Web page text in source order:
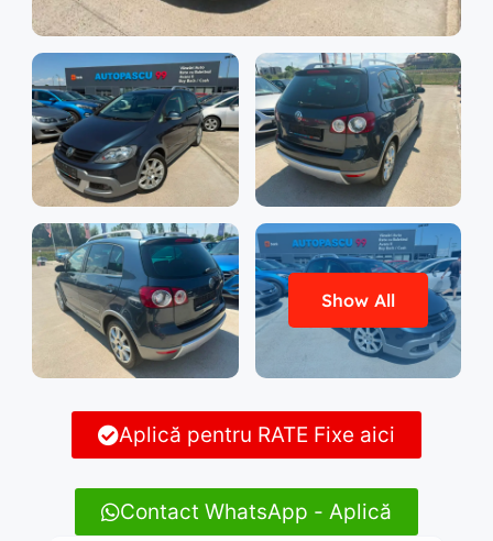
Show All
Aplică pentru RATE Fixe aici
Contact WhatsApp - Aplică